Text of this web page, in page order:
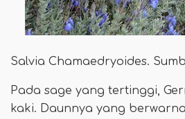
Salvia Chamaedryoides.
Pada sage yang tertinggi,
kaki. Daunnya yang